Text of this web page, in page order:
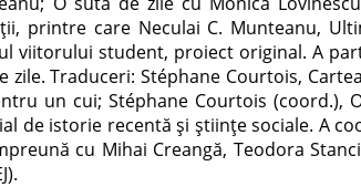
printre care Neculai C. Munteanu,
viitorului student, proiect original. A
Traduceri: Stéphane Courtois,
un cui; Stéphane Courtois (coord.),
de istorie recentă şi ştiinţe sociale. A
cu Mihai Creangă, Teodora